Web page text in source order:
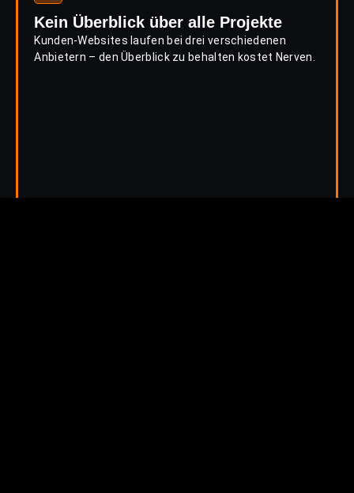
Kein Überblick über alle Projekte
Kunden-Websites laufen bei drei verschiedenen
Anbietern – den Überblick zu behalten kostet Nerven.